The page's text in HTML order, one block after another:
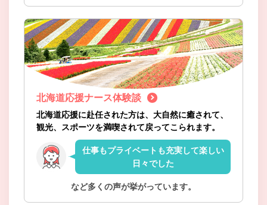
北海道応援ナース体験談
北海道応援に赴任された方は、大自然に癒されて、
観光、スポーツを満喫されて戻ってこられます。
仕事もプライベートも充実して楽しい
日々でした
など多くの声が挙がっています。